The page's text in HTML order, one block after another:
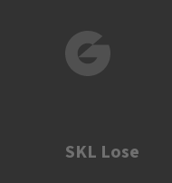
SKL Lose